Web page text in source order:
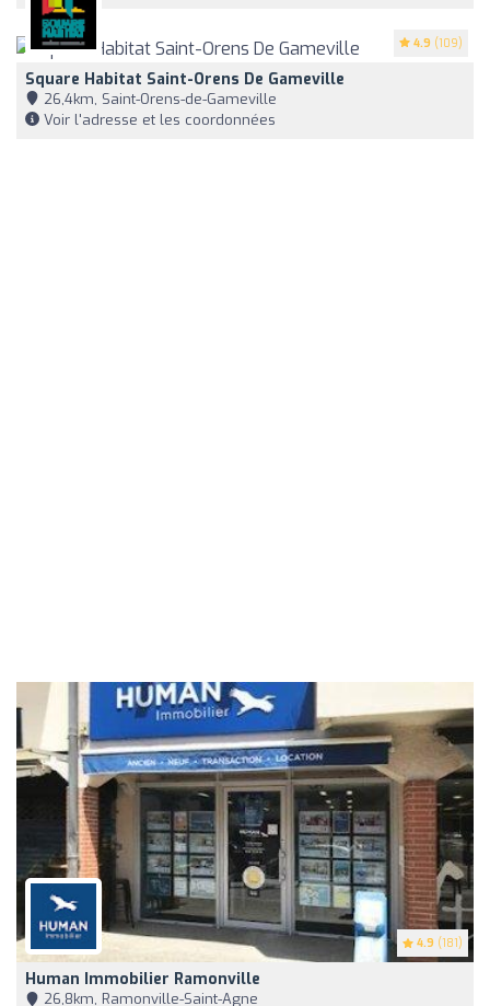
4.9 (109)
Square Habitat Saint-Orens De Gameville
26,4km, Saint-Orens-de-Gameville
Voir l'adresse et les coordonnées
4.9 (181)
Human Immobilier Ramonville
26,8km, Ramonville-Saint-Agne